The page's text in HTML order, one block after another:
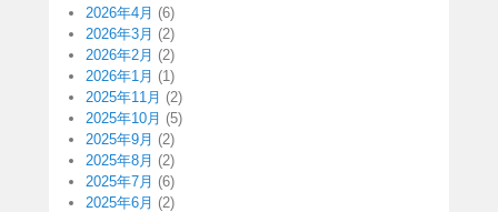
2026年4月 (6)
2026年3月 (2)
2026年2月 (2)
2026年1月 (1)
2025年11月 (2)
2025年10月 (5)
2025年9月 (2)
2025年8月 (2)
2025年7月 (6)
2025年6月 (2)